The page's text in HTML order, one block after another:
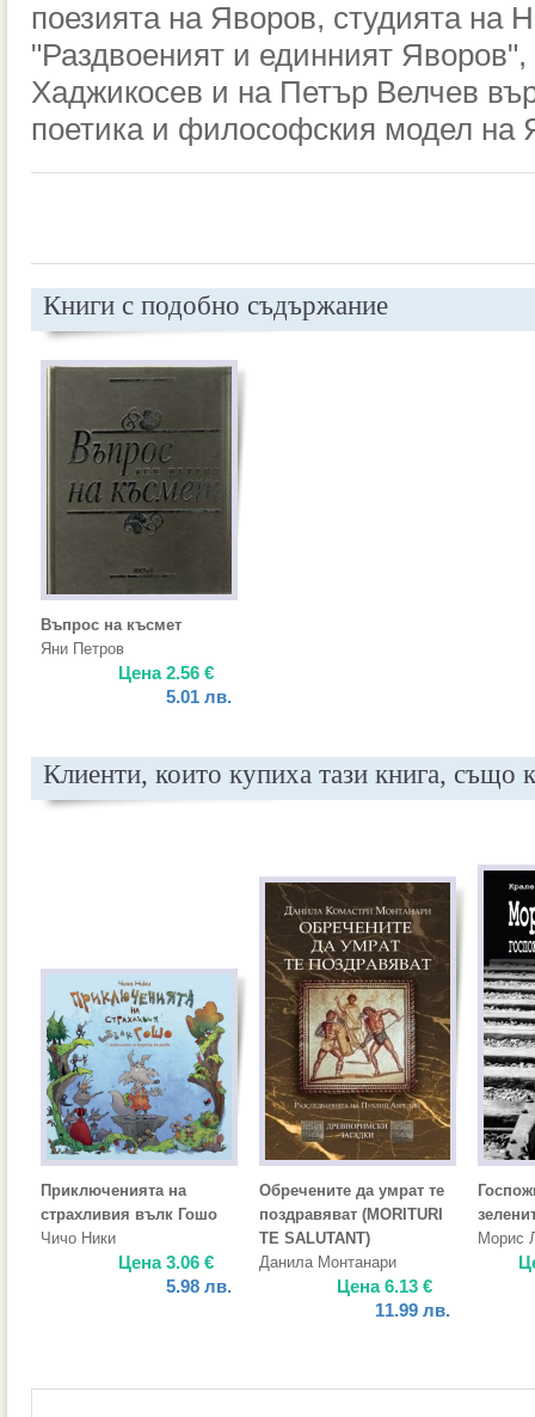
поезията на Яворов, студията на
"Раздвоеният и единният
Хаджикосев и на Петър Велчев
поетика и философския модел на
Книги с подобно съдържание
Въпрос на късмет
Яни Петров
Цена2.56 €
5.01 лв.
Клиенти, които купиха тази книга, също
Приключенията на
страхливия вълк Гошо
Чичо Ники
Цена3.06 €
5.98 лв.
Обречените да умрат те
поздравяват (MORITURI
TE SALUTANT)
Данила Монтанари
Цена6.13 €
11.99 лв.
Морис